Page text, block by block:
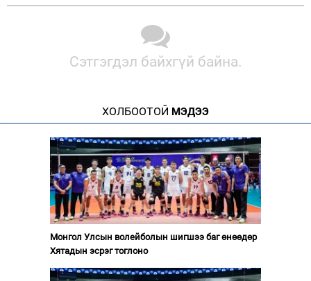
Сэтгэгдэл байхгүй байна.
ХОЛБООТОЙ МЭДЭЭ
Монгол Улсын волейболын шигшээ баг өнөөдөр
Хятадын эсрэг тоглоно